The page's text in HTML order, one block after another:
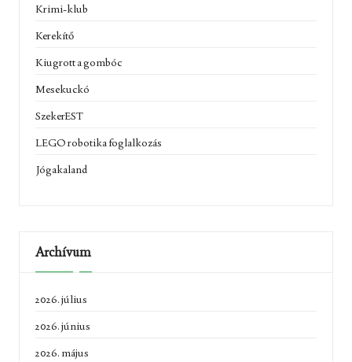
Krimi-klub
Kerekítő
Kiugrott a gombóc
Mesekuckó
SzekerEST
LEGO robotika foglalkozás
Jógakaland
Archívum
2026. július
2026. június
2026. május